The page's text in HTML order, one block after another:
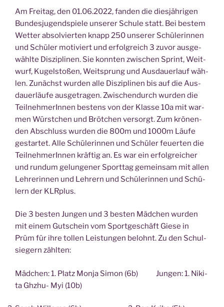
Am Frei­tag, den 01.06.2022, fan­den die dies­jäh­ri­gen
Bun­des­ju­gend­spie­le unse­rer Schu­le statt. Bei bes­tem
Wet­ter absol­vier­ten knapp 250 unse­rer Schü­le­rin­nen
und Schü­ler moti­viert und erfolg­reich 3 zuvor aus­ge­
wähl­te Dis­zi­pli­nen. Sie konn­ten zwi­schen Sprint, Weit­
wurf, Kugel­sto­ßen, Weit­sprung und Aus­dau­er­lauf wäh­
len. Zunächst wur­den alle Dis­zi­pli­nen bis auf die Aus­
dau­er­läu­fe aus­ge­tra­gen. Zwi­schen­durch wur­den die
Teil­neh­me­rIn­nen bes­tens von der Klas­se 10a mit war­
men Würst­chen und Bröt­chen ver­sorgt. Zum krö­nen­
den Abschluss wur­den die 800m und 1000m Läu­fe
gestar­tet. Alle Schü­le­rin­nen und Schü­ler feu­er­ten die
Teil­neh­me­rIn­nen kräf­tig an. Es war ein erfolg­rei­cher
und rund­um gelun­ge­ner Sport­tag gemein­sam mit allen
Leh­re­rin­nen und Leh­rern und Schü­le­rin­nen und Schü­
lern der KLRplus.
Die 3 bes­ten Jun­gen und 3 bes­ten Mäd­chen wur­den
mit einem Gut­schein vom Sport­ge­schäft Gie­se in
Prüm für ihre tol­len Leis­tun­gen belohnt. Zu den Schul­
sie­gern zählten:
Mäd­chen: 1. Platz Mon­ja Simon (6b) Jun­gen: 1. Niki­
ta Ghz­hu- Myi (10b)